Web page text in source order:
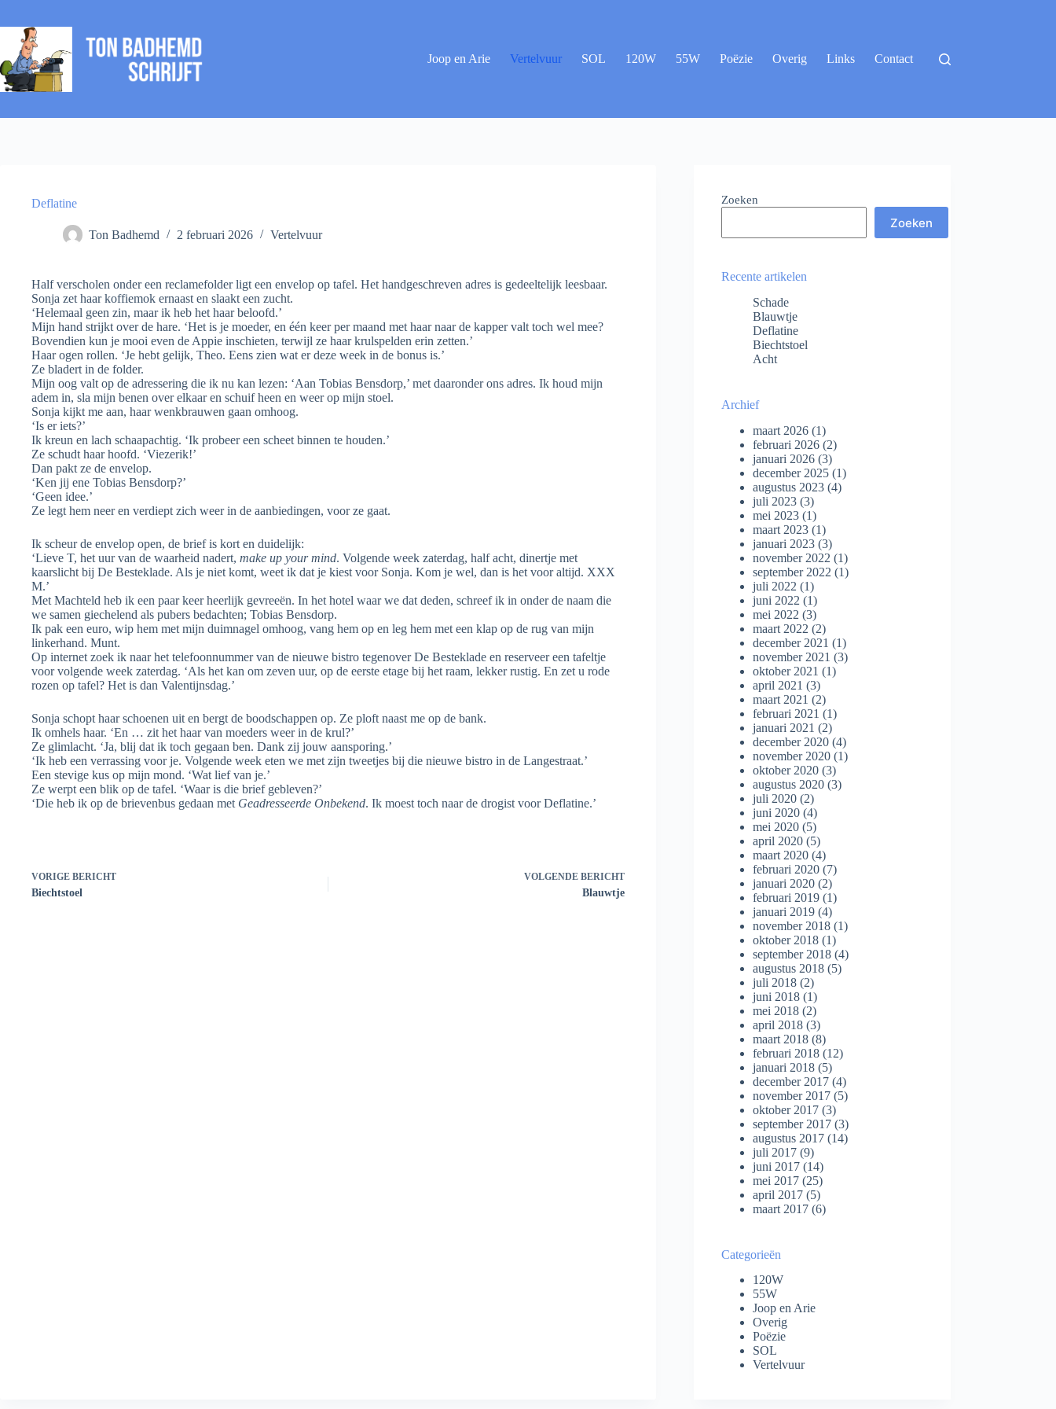
inhoud
Joop en Arie Vertelvuur SOL 120W 55W Poëzie Overig Links Contact
Deflatine
Ton Badhemd 2 februari 2026 Vertelvuur
Half verscholen onder een reclamefolder ligt een envelop op tafel. Het handgeschreven adres is gedeeltelijk leesbaar.
Sonja zet haar koffiemok ernaast en slaakt een zucht.
‘Helemaal geen zin, maar ik heb het haar beloofd.’
Mijn hand strijkt over de hare. ‘Het is je moeder, en één keer per maand met haar naar de kapper valt toch wel mee?
Bovendien kun je mooi even de Appie inschieten, terwijl ze haar krulspelden erin zetten.’
Haar ogen rollen. ‘Je hebt gelijk, Theo. Eens zien wat er deze week in de bonus is.’
Ze bladert in de folder.
Mijn oog valt op de adressering die ik nu kan lezen: ‘Aan Tobias Bensdorp,’ met daaronder ons adres. Ik houd mijn
adem in, sla mijn benen over elkaar en schuif heen en weer op mijn stoel.
Sonja kijkt me aan, haar wenkbrauwen gaan omhoog.
‘Is er iets?’
Ik kreun en lach schaapachtig. ‘Ik probeer een scheet binnen te houden.’
Ze schudt haar hoofd. ‘Viezerik!’
Dan pakt ze de envelop.
‘Ken jij ene Tobias Bensdorp?’
‘Geen idee.’
Ze legt hem neer en verdiept zich weer in de aanbiedingen, voor ze gaat.
Ik scheur de envelop open, de brief is kort en duidelijk:
‘Lieve T, het uur van de waarheid nadert, make up your mind. Volgende week zaterdag, half acht, dinertje met
kaarslicht bij De Besteklade. Als je niet komt, weet ik dat je kiest voor Sonja. Kom je wel, dan is het voor altijd. XXX
M.’
Met Machteld heb ik een paar keer heerlijk gevreeën. In het hotel waar we dat deden, schreef ik in onder de naam die
we samen giechelend als pubers bedachten; Tobias Bensdorp.
Ik pak een euro, wip hem met mijn duimnagel omhoog, vang hem op en leg hem met een klap op de rug van mijn
linkerhand. Munt.
Op internet zoek ik naar het telefoonnummer van de nieuwe bistro tegenover De Besteklade en reserveer een tafeltje
voor volgende week zaterdag. ‘Als het kan om zeven uur, op de eerste etage bij het raam, lekker rustig. En zet u rode
rozen op tafel? Het is dan Valentijnsdag.’
Sonja schopt haar schoenen uit en bergt de boodschappen op. Ze ploft naast me op de bank.
Ik omhels haar. ‘En … zit het haar van moeders weer in de krul?’
Ze glimlacht. ‘Ja, blij dat ik toch gegaan ben. Dank zij jouw aansporing.’
‘Ik heb een verrassing voor je. Volgende week eten we met zijn tweetjes bij die nieuwe bistro in de Langestraat.’
Een stevige kus op mijn mond. ‘Wat lief van je.’
Ze werpt een blik op de tafel. ‘Waar is die brief gebleven?’
‘Die heb ik op de brievenbus gedaan met Geadresseerde Onbekend. Ik moest toch naar de drogist voor Deflatine.’
VORIGE BERICHT
Biechtstoel
VOLGENDE BERICHT
Blauwtje
Zoeken
Zoeken
Recente artikelen
Schade
Blauwtje
Deflatine
Biechtstoel
Acht
Archief
maart 2026 (1)
februari 2026 (2)
januari 2026 (3)
december 2025 (1)
augustus 2023 (4)
juli 2023 (3)
mei 2023 (1)
maart 2023 (1)
januari 2023 (3)
november 2022 (1)
september 2022 (1)
juli 2022 (1)
juni 2022 (1)
mei 2022 (3)
maart 2022 (2)
december 2021 (1)
november 2021 (3)
oktober 2021 (1)
april 2021 (3)
maart 2021 (2)
februari 2021 (1)
januari 2021 (2)
december 2020 (4)
november 2020 (1)
oktober 2020 (3)
augustus 2020 (3)
juli 2020 (2)
juni 2020 (4)
mei 2020 (5)
april 2020 (5)
maart 2020 (4)
februari 2020 (7)
januari 2020 (2)
februari 2019 (1)
januari 2019 (4)
november 2018 (1)
oktober 2018 (1)
september 2018 (4)
augustus 2018 (5)
juli 2018 (2)
juni 2018 (1)
mei 2018 (2)
april 2018 (3)
maart 2018 (8)
februari 2018 (12)
januari 2018 (5)
december 2017 (4)
november 2017 (5)
oktober 2017 (3)
september 2017 (3)
augustus 2017 (14)
juli 2017 (9)
juni 2017 (14)
mei 2017 (25)
april 2017 (5)
maart 2017 (6)
Categorieën
120W
55W
Joop en Arie
Overig
Poëzie
SOL
Vertelvuur